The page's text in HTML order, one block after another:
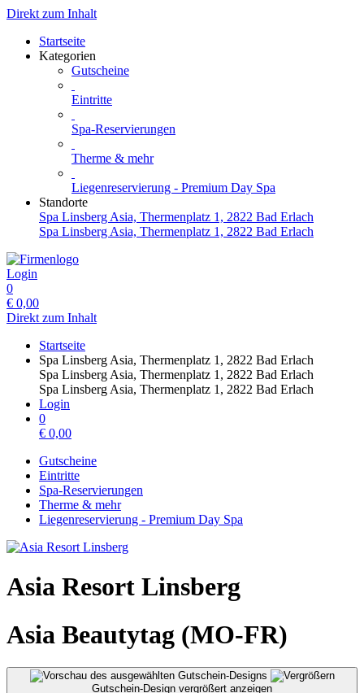
Direkt zum Inhalt
Startseite
Kategorien
Gutscheine
Eintritte
Spa-Reservierungen
Therme & mehr
Liegenreservierung - Premium Day Spa
Standorte
Spa Linsberg Asia, Thermenplatz 1, 2822 Bad Erlach
Spa Linsberg Asia, Thermenplatz 1, 2822 Bad Erlach
Login
0
€ 0,00
Direkt zum Inhalt
Startseite
Spa Linsberg Asia, Thermenplatz 1, 2822 Bad Erlach
Spa Linsberg Asia, Thermenplatz 1, 2822 Bad Erlach
Spa Linsberg Asia, Thermenplatz 1, 2822 Bad Erlach
Login
0
€ 0,00
Gutscheine
Eintritte
Spa-Reservierungen
Therme & mehr
Liegenreservierung - Premium Day Spa
Asia Resort Linsberg
Asia Beautytag (MO-FR)
Gutschein-Design vergrößert anzeigen